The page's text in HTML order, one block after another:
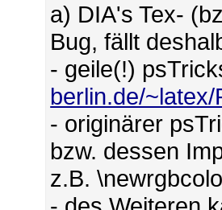
a) DIA's Tex-
Bug, fällt
- geile(!)
berlin.de/
- originärer
bzw. dessen
z.B.